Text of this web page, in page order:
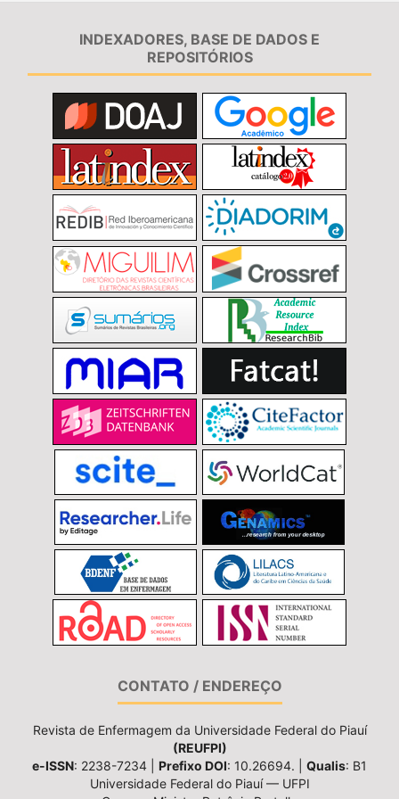
INDEXADORES, BASE DE DADOS E
REPOSITÓRIOS
CONTATO / ENDEREÇO
Revista de Enfermagem da Universidade Federal do Piauí
(REUFPI)
e-ISSN: 2238-7234 | Prefixo DOI: 10.26694. | Qualis: B1
Universidade Federal do Piauí — UFPI